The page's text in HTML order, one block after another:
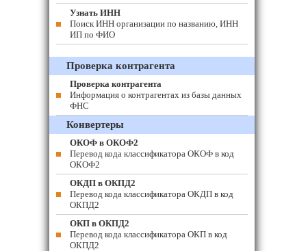
Узнать ИНН
Поиск ИНН организации по названию, ИНН
ИП по ФИО
Проверка контрагента
Проверка контрагента
Информация о контрагентах из базы данных
ФНС
Конвертеры
ОКОФ в ОКОФ2
Перевод кода классификатора ОКОФ в код
ОКОФ2
ОКДП в ОКПД2
Перевод кода классификатора ОКДП в код
ОКПД2
ОКП в ОКПД2
Перевод кода классификатора ОКП в код
ОКПД2